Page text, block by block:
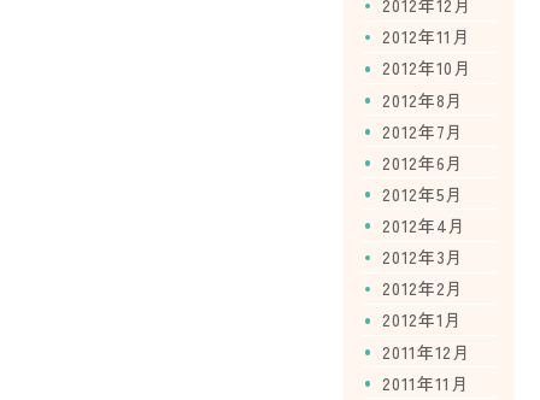
2012年12月
2012年11月
2012年10月
2012年8月
2012年7月
2012年6月
2012年5月
2012年4月
2012年3月
2012年2月
2012年1月
2011年12月
2011年11月